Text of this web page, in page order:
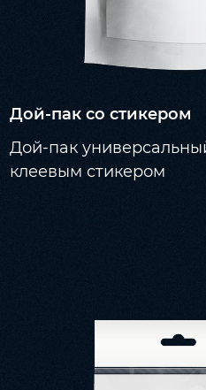
Дой-пак со стикером
Дой-пак
клеевым стикером